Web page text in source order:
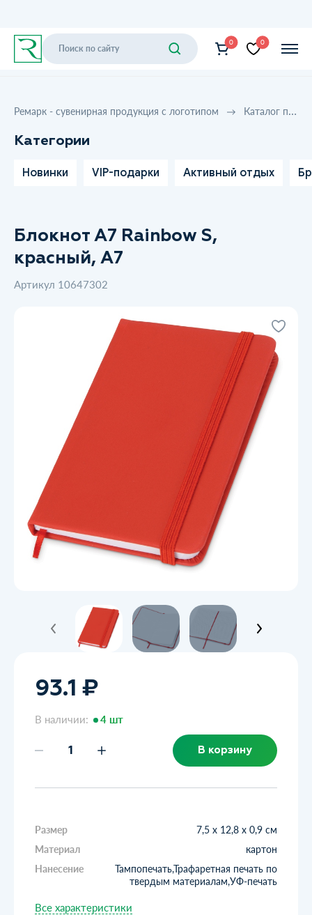
0 0
Ремарк - сувенирная продукция с логотипом Каталог продукции
Категории
Новинки VIP-подарки Активный отдых
Блокнот A7 Rainbow S,
красный, A7
Артикул 10647302
93.1 ₽
В наличии: 4 шт
В корзину
Размер
7,5 х 12,8 х 0,9 см
Материал
картон
Нанесение
Тампопечать,Трафаретная печать по
твердым материалам,УФ-печать
Все характеристики